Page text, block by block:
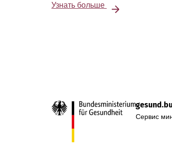
Узнать больше
Сервис